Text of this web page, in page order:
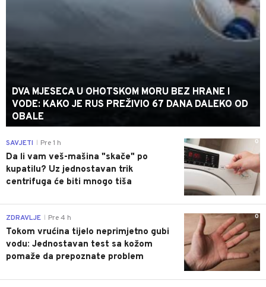
DVA MJESECA U OHOTSKOM MORU BEZ HRANE I
VODE: KAKO JE RUS PREŽIVIO 67 DANA DALEKO OD
OBALE
0
SAVJETI Pre 1 h
Da li vam veš-mašina "skače" po
kupatilu? Uz jednostavan trik
centrifuga će biti mnogo tiša
0
ZDRAVLJE Pre 4 h
Tokom vrućina tijelo neprimjetno gubi
vodu: Jednostavan test sa kožom
pomaže da prepoznate problem